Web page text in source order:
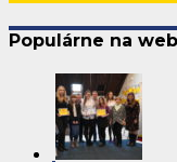
Populárne na